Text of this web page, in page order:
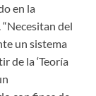
en la
del
un sistema
de la ‘Teoría